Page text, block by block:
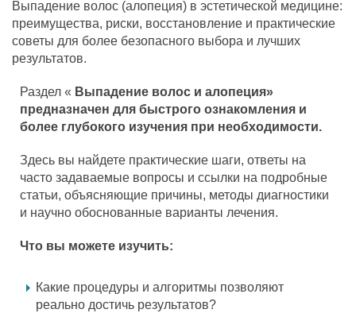
Выпадение волос (алопеция) в эстетической медицине:
преимущества, риски, восстановление и практические
советы для более безопасного выбора и лучших
результатов.
Раздел « Выпадение волос и алопеция»
предназначен для быстрого ознакомления и
более глубокого изучения при необходимости.
Здесь вы найдете практические шаги, ответы на
часто задаваемые вопросы и ссылки на подробные
статьи, объясняющие причины, методы диагностики
и научно обоснованные варианты лечения.
Что вы можете изучить:
Какие процедуры и алгоритмы позволяют
реально достичь результатов?